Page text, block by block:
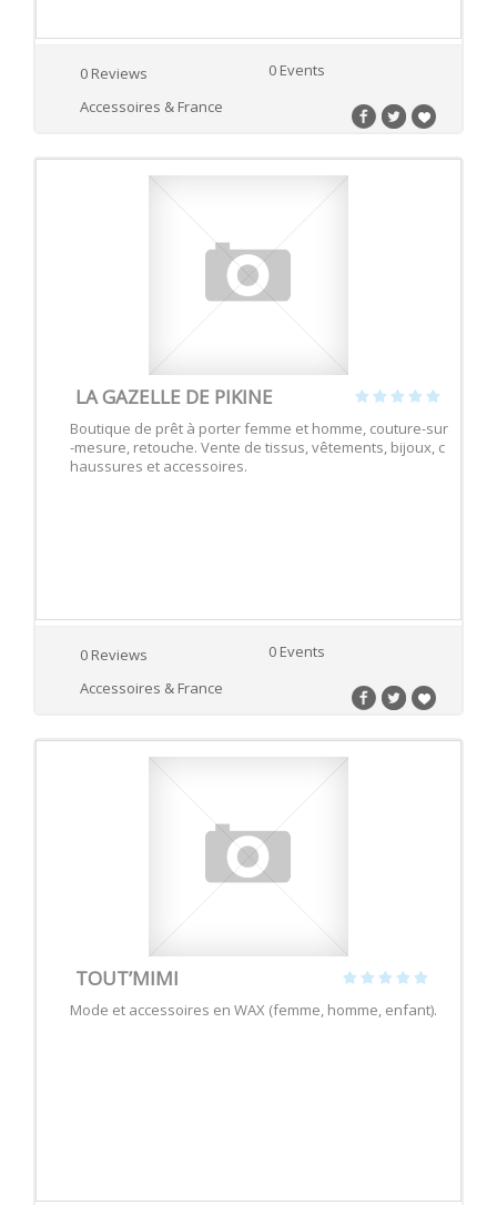
0 Reviews
0 Events
Accessoires & France
LA GAZELLE DE PIKINE
Boutique de prêt à porter femme et homme, couture-sur
-mesure, retouche. Vente de tissus, vêtements, bijoux, c
haussures et accessoires.
0 Reviews
0 Events
Accessoires & France
TOUT’MIMI
Mode et accessoires en WAX (femme, homme, enfant).